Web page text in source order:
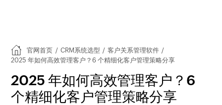
官网首页 / CRM系统选型 / 客户关系管理软件 /
2025 年如何高效管理客户？6 个精细化客户管理策略分享
2025 年如何高效管理客户？6
个精细化客户管理策略分享